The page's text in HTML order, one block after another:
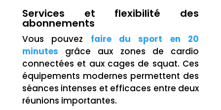
Services et flexibilité des
abonnements
Vous pouvez faire du sport en 20
minutes grâce aux zones de cardio
connectées et aux cages de squat. Ces
équipements modernes permettent des
séances intenses et efficaces entre deux
réunions importantes.